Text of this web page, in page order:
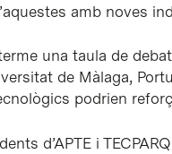
amb noves
una taula de
de Màlaga,
podrien
d’APTE i